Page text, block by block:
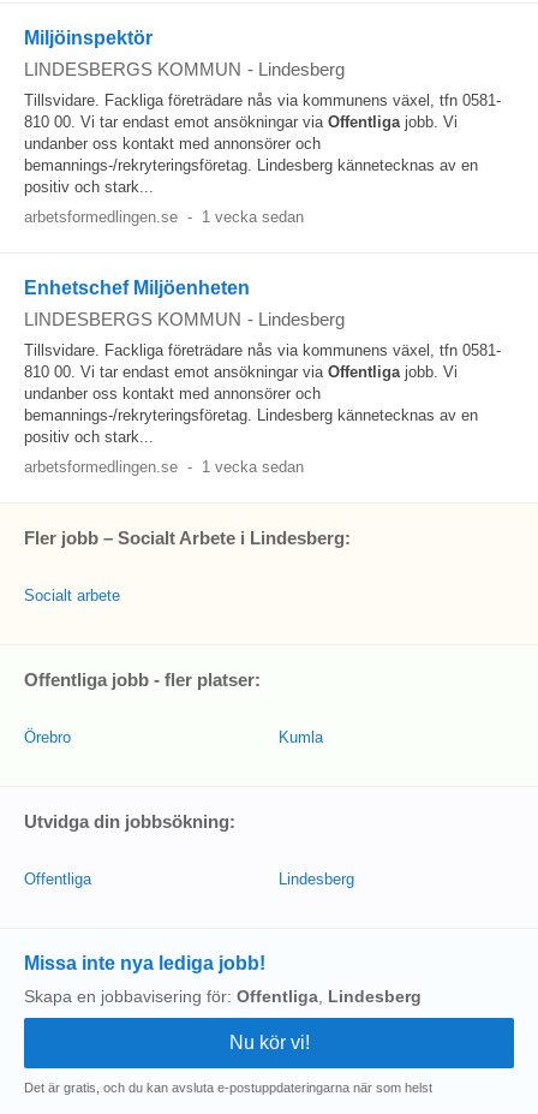
Miljöinspektör
LINDESBERGS KOMMUN - Lindesberg
Tillsvidare. Fackliga företrädare nås via kommunens växel, tfn 0581-
810 00. Vi tar endast emot ansökningar via Offentligajobb. Vi
undanber oss kontakt med annonsörer och
bemannings-/rekryteringsföretag. Lindesberg kännetecknas av en
positiv och stark...
arbetsformedlingen.se - 1 vecka sedan
Enhetschef Miljöenheten
LINDESBERGS KOMMUN - Lindesberg
Tillsvidare. Fackliga företrädare nås via kommunens växel, tfn 0581-
810 00. Vi tar endast emot ansökningar via Offentligajobb. Vi
undanber oss kontakt med annonsörer och
bemannings-/rekryteringsföretag. Lindesberg kännetecknas av en
positiv och stark...
arbetsformedlingen.se - 1 vecka sedan
Fler jobb – Socialt Arbete i Lindesberg:
Socialt arbete
Offentliga jobb - fler platser:
Örebro Kumla
Utvidga din jobbsökning:
Offentliga Lindesberg
Missa inte nya lediga jobb!
Skapa en jobbavisering för: Offentliga Lindesberg
Det är gratis, och du kan avsluta e-postuppdateringarna när som helst